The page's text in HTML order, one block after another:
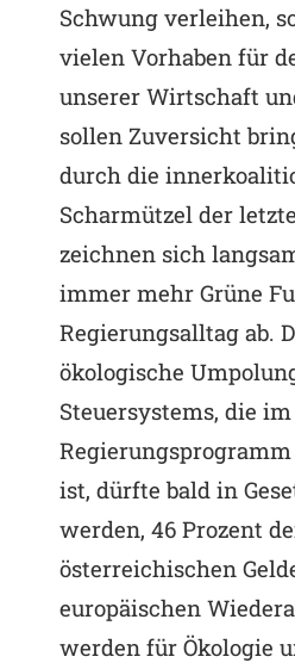
Schwung verleihen,
vielen Vorhaben für
unserer Wirtschaft
sollen Zuversicht
durch die
Scharmützel der
zeichnen sich
immer mehr Grüne
Regierungsalltag ab.
ökologische
Steuersystems, die im
ist, dürfte bald in
werden, 46 Prozent
österreichischen
europäischen
werden für Ökologie